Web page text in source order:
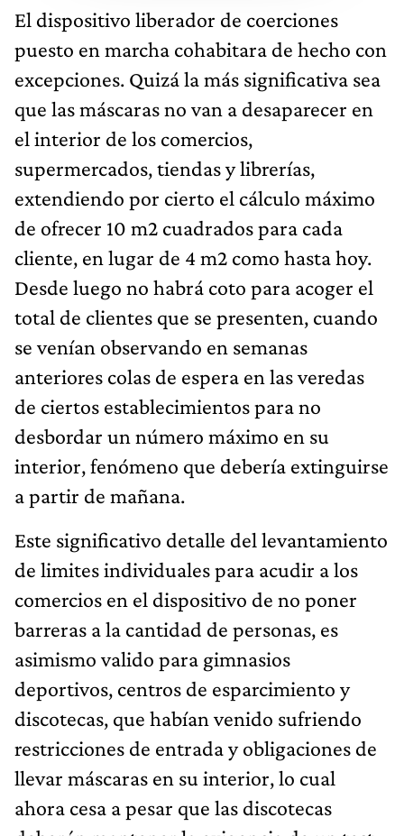
El dispositivo liberador de coerciones
puesto en marcha cohabitara de hecho con
excepciones. Quizá la más significativa sea
que las máscaras no van a desaparecer en
el interior de los comercios,
supermercados, tiendas y librerías,
extendiendo por cierto el cálculo máximo
de ofrecer 10 m2 cuadrados para cada
cliente, en lugar de 4 m2 como hasta hoy.
Desde luego no habrá coto para acoger el
total de clientes que se presenten, cuando
se venían observando en semanas
anteriores colas de espera en las veredas
de ciertos establecimientos para no
desbordar un número máximo en su
interior, fenómeno que debería extinguirse
a partir de mañana.
Este significativo detalle del levantamiento
de limites individuales para acudir a los
comercios en el dispositivo de no poner
barreras a la cantidad de personas, es
asimismo valido para gimnasios
deportivos, centros de esparcimiento y
discotecas, que habían venido sufriendo
restricciones de entrada y obligaciones de
llevar máscaras en su interior, lo cual
ahora cesa a pesar que las discotecas